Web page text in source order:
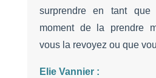
surprendre en tant que
moment de la prendre
vous la revoyez ou que
Elie Vannier :